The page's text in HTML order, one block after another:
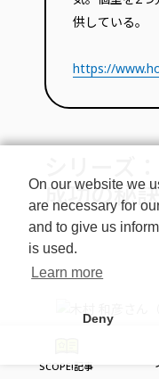
供している。
https://
成功の秘
2024.09.30
SCOPE!記事
On our website we
are necessary for
and to give us
is used.
Learn more
Deny